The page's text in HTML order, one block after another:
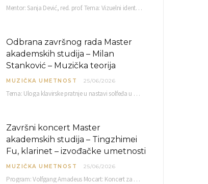
Mentor: Sanja Dević, red. prof. Tema: Vizuelni identitet linije nutricionističkih proizvoda Vita+: Od ambalaže do multimedijalne komunikacije Petak, 03. 07.…
Odbrana završnog rada Master
akademskih studija – Milan
Stanković – Muzička teorija
MUZIČKA UMETNOST 25/06/2026
Tema: Uloga klavirske pratnje u nastavi solfeđa u prvom ciklusu osnovne muzičke škole Mentor…
Završni koncert Master
akademskih studija – Tingzhimei
Fu, klarinet – izvođačke umetnosti
MUZIČKA UMETNOST 25/06/2026
Program: Volfgang Amadeus Mocart: Koncert za klarinet i orkestar, A-dur Mentor Miloš Mijatović, redovni profesor…